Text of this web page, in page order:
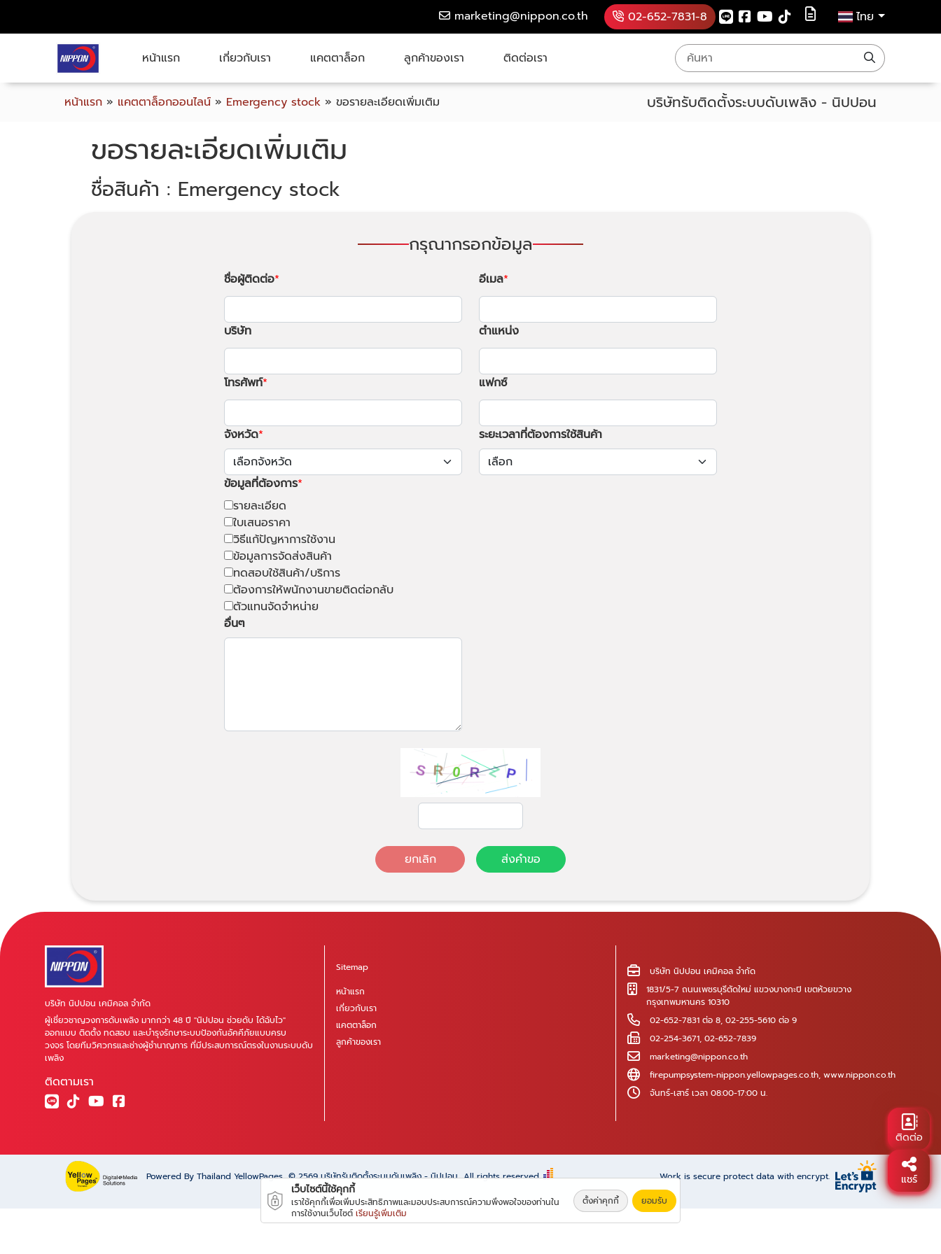
marketing@nippon.co.th 02-652-7831-8 ไทย
หน้าแรก เกี่ยวกับเรา แคตตาล็อก ลูกค้าของเรา ติดต่อเรา
หน้าแรก » แคตตาล็อกออนไลน์ » Emergency stock » ขอรายละเอียดเพิ่มเติม บริษัทรับติดตั้งระบบดับเพลิง - นิปปอน
ขอรายละเอียดเพิ่มเติม
ชื่อสินค้า : Emergency stock
กรุณากรอกข้อมูล
ชื่อผู้ติดต่อ อีเมล
บริษัท ตำแหน่ง
โทรศัพท์ แฟกซ์
จังหวัด ระยะเวลาที่ต้องการใช้สินค้า
ข้อมูลที่ต้องการ
รายละเอียด
ใบเสนอราคา
วิธีแก้ปัญหาการใช้งาน
ข้อมูลการจัดส่งสินค้า
ทดสอบใช้สินค้า/บริการ
ต้องการให้พนักงานขายติดต่อกลับ
ตัวแทนจัดจำหน่าย
อื่นๆ
ยกเลิก ส่งคำขอ
บริษัท นิปปอน เคมิคอล จำกัด
ผู้เชี่ยวชาญวงการดับเพลิง มากกว่า 48 ปี "นิปปอน ช่วยดับ ได้ฉับไว"
ออกแบบ ติดตั้ง ทดสอบ และบำรุงรักษาระบบป้องกันอัคคีภัยแบบครบ
วงจร โดยทีมวิศวกรและช่างผู้ชำนาญการ ที่มีประสบการณ์ตรงในงานระบบดับ
เพลิง
ติดตามเรา
Sitemap
หน้าแรก
เกี่ยวกับเรา
แคตตาล็อก
ลูกค้าของเรา
บริษัท นิปปอน เคมิคอล จำกัด
1831/5-7 ถนนเพชรบุรีตัดใหม่ แขวงบางกะปิ เขตห้วยขวาง
กรุงเทพมหานคร 10310
02-652-7831 ต่อ 8, 02-255-5610 ต่อ 9
02-254-3671, 02-652-7839
marketing@nippon.co.th
firepumpsystem-nippon.yellowpages.co.th, www.nippon.co.th
จันทร์-เสาร์ เวลา 08:00-17:00 น.
Powered By Thailand YellowPages © 2569บริษัทรับติดตั้งระบบดับเพลิง - นิปปอน All rights reserved. Work is secure protect data with encrypt.
ติดต่อ
แชร์
เว็บไซต์นี้ใช้คุกกี้
เราใช้คุกกี้เพื่อเพิ่มประสิทธิภาพและมอบประสบการณ์ความพึงพอใจของท่านใน
การใช้งานเว็บไซต์ เรียนรู้เพิ่มเติม
ตั้งค่าคุกกี้ ยอมรับ